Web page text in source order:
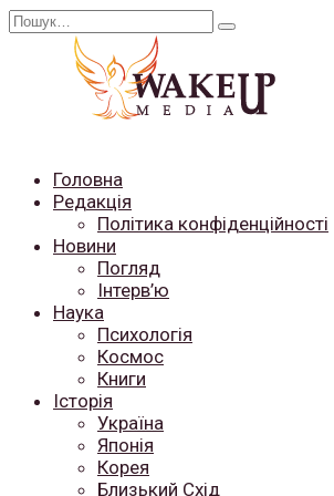
Перейти
Search
Головна
Редакція
Політика конфіденційності
Новини
Погляд
Інтерв’ю
Наука
Психологія
Космос
Книги
Історія
Україна
Японія
Корея
Близький Схід